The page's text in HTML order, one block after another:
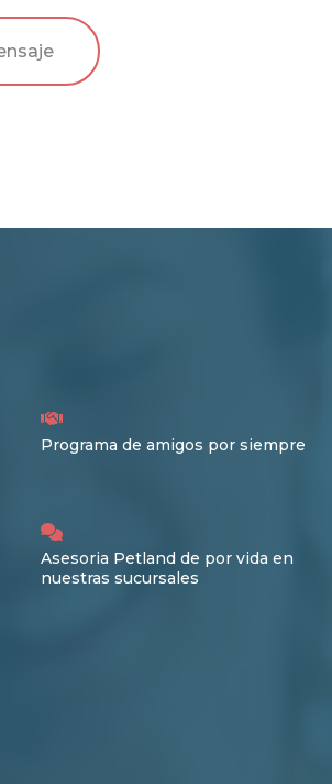
Programa de amigos por siempre
Asesoria Petland de por vida en
nuestras sucursales